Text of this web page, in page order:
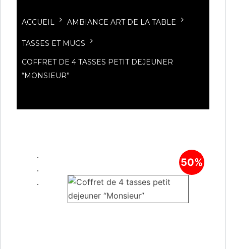
ACCUEIL AMBIANCE ART DE LA TABLE
TASSES ET MUGS
COFFRET DE 4 TASSES PETIT DEJEUNER
“MONSIEUR”
50%